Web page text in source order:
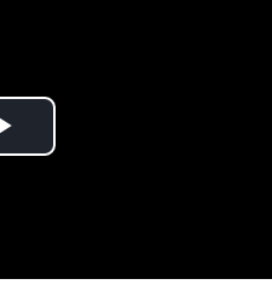
Play Video